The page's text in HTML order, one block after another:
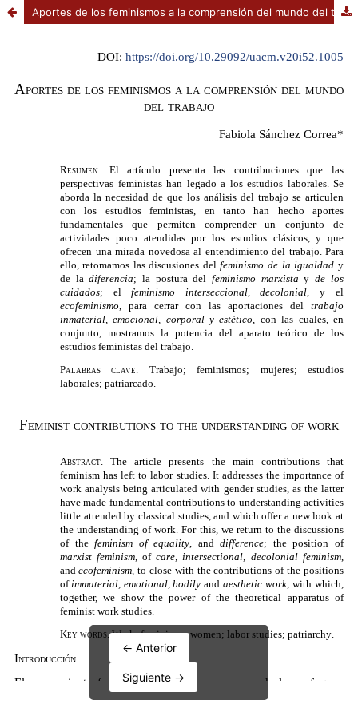
Aportes de los feminismos a la comprensión del mundo del trabajo
← Anterior
Siguiente →